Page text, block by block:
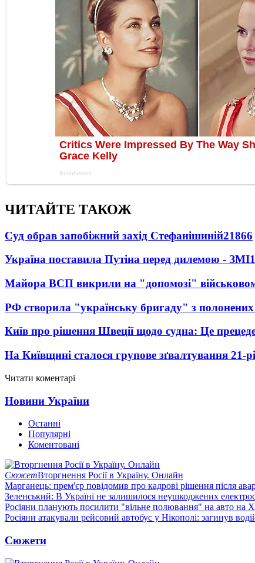
ЧИТАЙТЕ ТАКОЖ
Суд обрав запобіжний захід Стефанішиній21866
Україна поставила Путіна перед дилемою - ЗМІ
Майора ВСП викрили на "допомозі"
РФ створила "українську бригаду" з
Київ про рішення Швеції щодо судна: Це
На Київщині сталося групове зґвалтування 21-
Читати коментарі
Новини України
Останні
Популярні
Коментовані
СюжетВторгнення Росії в Україну. Онлайн
Марганець: прем'єр повідомив про кадрові рішення після
Зеленський: В Україні не залишилося неушкоджених
Росіяни планують посилити "вільне полювання" на авто на
Росіяни атакували рейсовий автобус у Нікополі: загинув
Сюжети